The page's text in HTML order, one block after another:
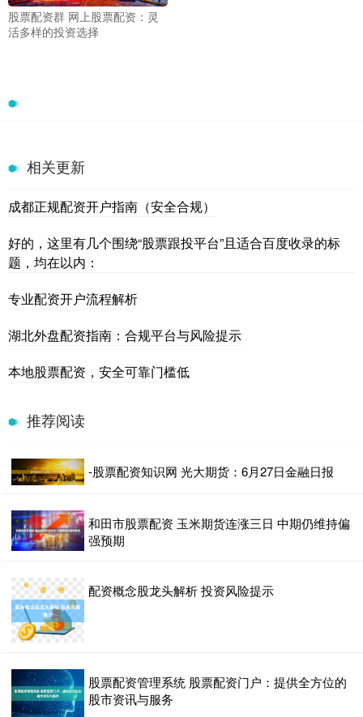
股票配资群 网上股票配资：灵
活多样的投资选择
相关更新
成都正规配资开户指南（安全合规）
好的，这里有几个围绕“股票跟投平台”且适合百度收录的标
题，均在以内：
专业配资开户流程解析
湖北外盘配资指南：合规平台与风险提示
本地股票配资，安全可靠门槛低
推荐阅读
-股票配资知识网 光大期货：6月27日金融日报
和田市股票配资 玉米期货连涨三日 中期仍维持偏
强预期
配资概念股龙头解析 投资风险提示
股票配资管理系统 股票配资门户：提供全方位的
股市资讯与服务